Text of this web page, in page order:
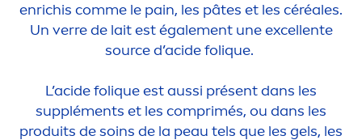
enrichis comme le pain, les pâtes et les céréales.
Un verre de lait est également une excellente
source d’acide folique.
L’acide folique est aussi présent dans les
suppléments et les comprimés, ou dans les
produits de soins de la peau tels que les gels, les